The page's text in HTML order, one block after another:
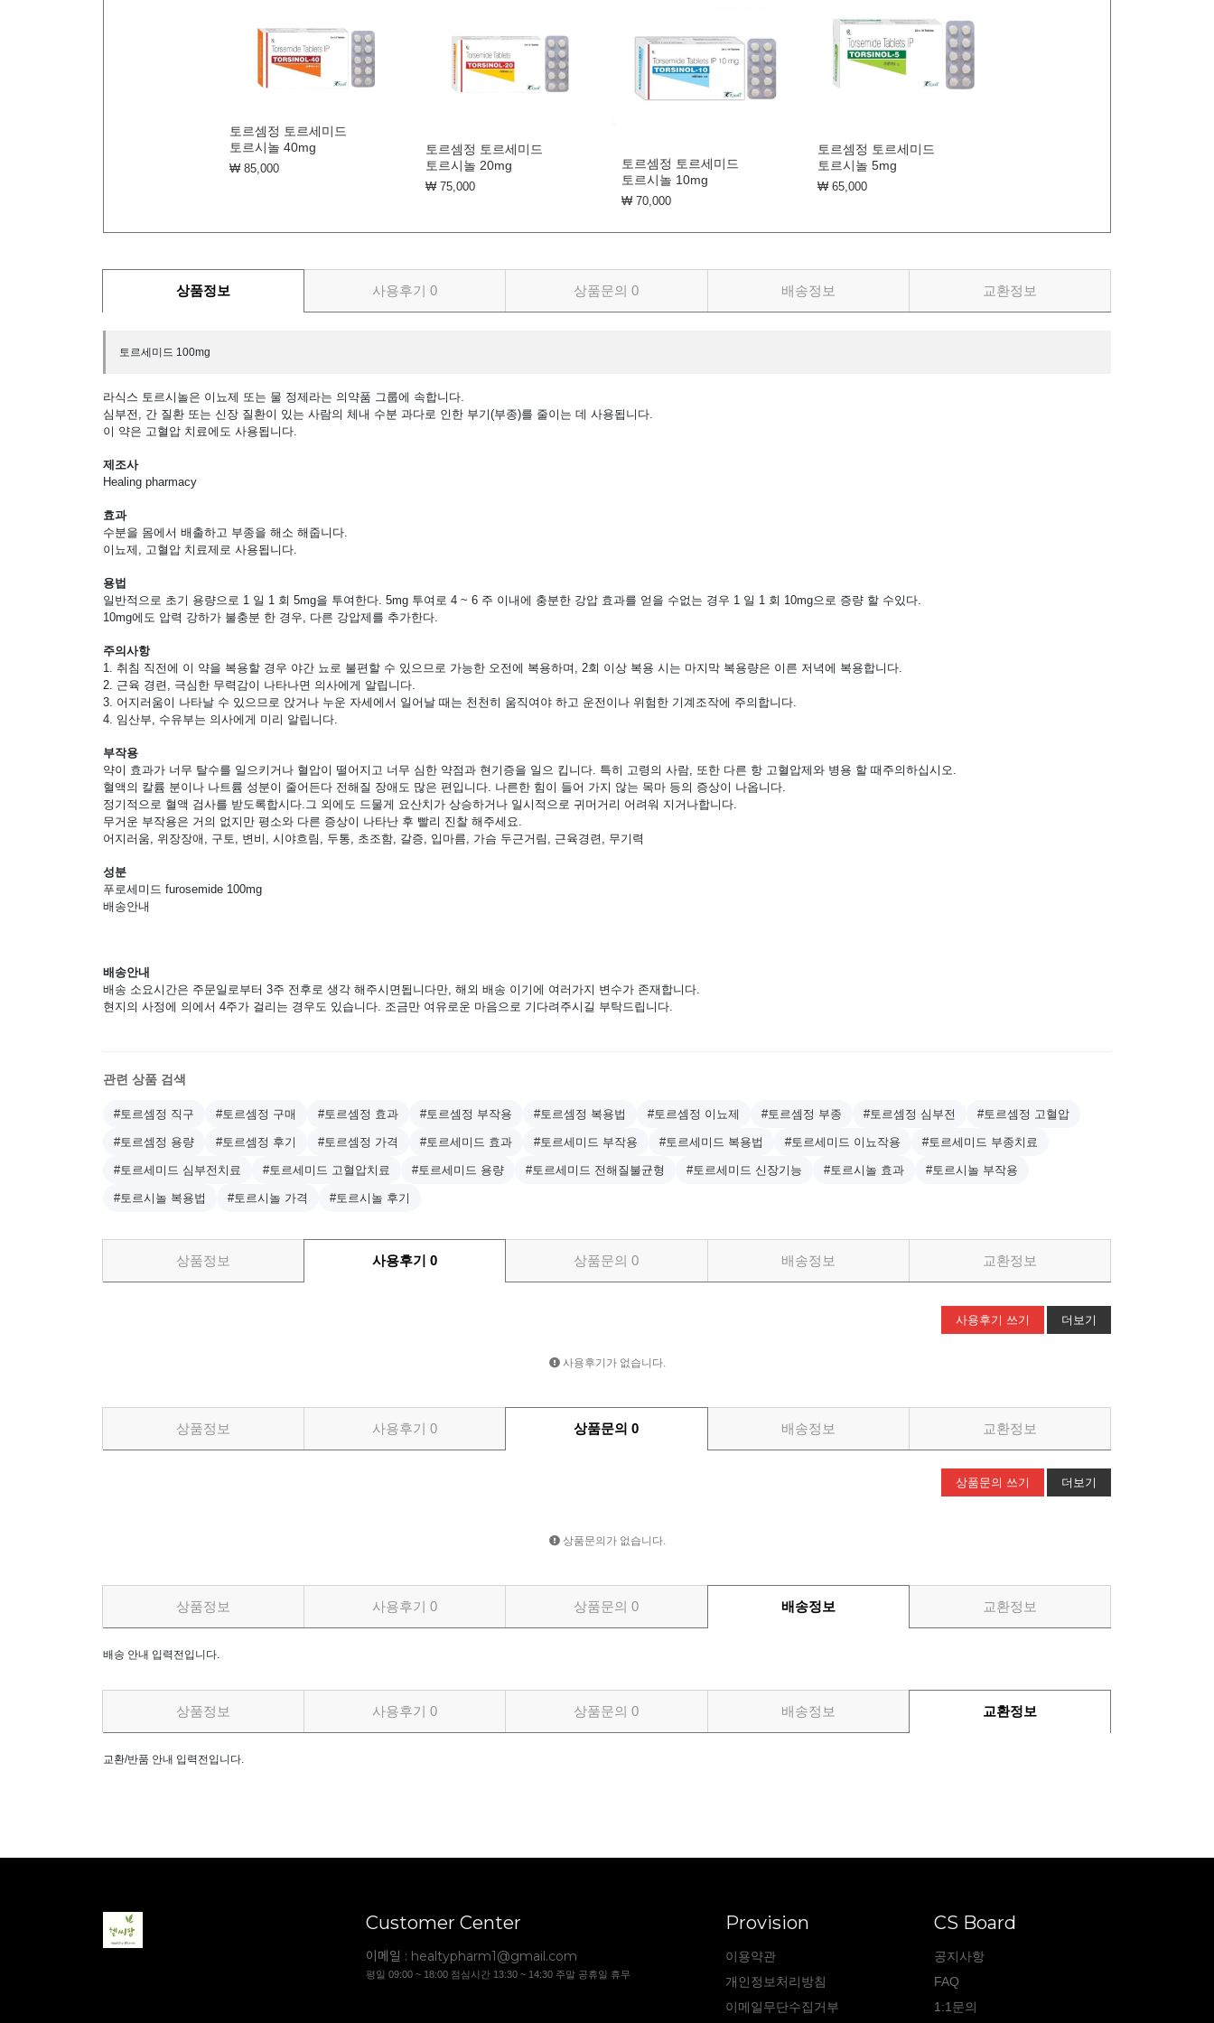
토르셈정 토르세미드
토르시놀 40mg
₩ 85,000
토르셈정 토르세미드
토르시놀 20mg
₩ 75,000
토르셈정 토르세미드
토르시놀 10mg
₩ 70,000
토르셈정 토르세미드
토르시놀 5mg
₩ 65,000
상품정보 사용후기0 상품문의0 배송정보 교환정보
토르세미드 100mg
라식스 토르시놀은 이뇨제 또는 물 정제라는 의약품 그룹에 속합니다.
심부전, 간 질환 또는 신장 질환이 있는 사람의 체내 수분 과다로 인한 부기(부종)를 줄이는 데 사용됩니다.
이 약은 고혈압 치료에도 사용됩니다.
제조사
Healing pharmacy
효과
수분을 몸에서 배출하고 부종을 해소 해줍니다.
이뇨제, 고혈압 치료제로 사용됩니다.
용법
일반적으로 초기 용량으로 1 일 1 회 5mg을 투여한다. 5mg 투여로 4 ~ 6 주 이내에 충분한 강압 효과를 얻을 수없는 경우 1 일 1 회 10mg으로 증량 할 수있다.
10mg에도 압력 강하가 불충분 한 경우, 다른 강압제를 추가한다.
주의사항
1. 취침 직전에 이 약을 복용할 경우 야간 뇨로 불편할 수 있으므로 가능한 오전에 복용하며, 2회 이상 복용 시는 마지막 복용량은 이른 저녁에 복용합니다.
2. 근육 경련, 극심한 무력감이 나타나면 의사에게 알립니다.
3. 어지러움이 나타날 수 있으므로 앉거나 누운 자세에서 일어날 때는 천천히 움직여야 하고 운전이나 위험한 기계조작에 주의합니다.
4. 임산부, 수유부는 의사에게 미리 알립니다.
부작용
약이 효과가 너무 탈수를 일으키거나 혈압이 떨어지고 너무 심한 약점과 현기증을 일으 킵니다. 특히 고령의 사람, 또한 다른 항 고혈압제와 병용 할 때주의하십시오.
혈액의 칼륨 분이나 나트륨 성분이 줄어든다 전해질 장애도 많은 편입니다. 나른한 힘이 들어 가지 않는 목마 등의 증상이 나옵니다.
정기적으로 혈액 검사를 받도록합시다.그 외에도 드물게 요산치가 상승하거나 일시적으로 귀머거리 어려워 지거나합니다.
무거운 부작용은 거의 없지만 평소와 다른 증상이 나타난 후 빨리 진찰 해주세요.
어지러움, 위장장애, 구토, 변비, 시야흐림, 두통, 초조함, 갈증, 입마름, 가슴 두근거림, 근육경련, 무기력
성분
푸로세미드 furosemide 100mg
배송안내
배송안내
배송 소요시간은 주문일로부터 3주 전후로 생각 해주시면됩니다만, 해외 배송 이기에 여러가지 변수가 존재합니다.
현지의 사정에 의에서 4주가 걸리는 경우도 있습니다. 조금만 여유로운 마음으로 기다려주시길 부탁드립니다.
관련 상품 검색
#토르셈정 직구 #토르셈정 구매 #토르셈정 효과 #토르셈정 부작용 #토르셈정 복용법 #토르셈정 이뇨제 #토르셈정 부종 #토르셈정 심부전 #토르셈정 고혈압
#토르셈정 용량 #토르셈정 후기 #토르셈정 가격 #토르세미드 효과 #토르세미드 부작용 #토르세미드 복용법 #토르세미드 이뇨작용 #토르세미드 부종치료
#토르세미드 심부전치료 #토르세미드 고혈압치료 #토르세미드 용량 #토르세미드 전해질불균형 #토르세미드 신장기능 #토르시놀 효과 #토르시놀 부작용
#토르시놀 복용법 #토르시놀 가격 #토르시놀 후기
상품정보 사용후기0 상품문의0 배송정보 교환정보
사용후기 쓰기 더보기
사용후기가 없습니다.
상품정보 사용후기0 상품문의0 배송정보 교환정보
상품문의 쓰기 더보기
상품문의가 없습니다.
상품정보 사용후기0 상품문의0 배송정보 교환정보
배송 안내 입력전입니다.
상품정보 사용후기0 상품문의0 배송정보 교환정보
교환/반품 안내 입력전입니다.
Customer Center
이메일 : healtypharm1@gmail.com
평일 09:00 ~ 18:00 점심시간 13:30 ~ 14:30 주말 공휴일 휴무
Provision
이용약관
개인정보처리방침
이메일무단수집거부
CS Board
공지사항
FAQ
1:1문의